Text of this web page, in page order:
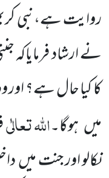
روایت ہے،نبی
نے ارشاد
کا کیا حال ہے؟
میںہوگا۔اللہتعالٰی
نکالو اور جنت میں